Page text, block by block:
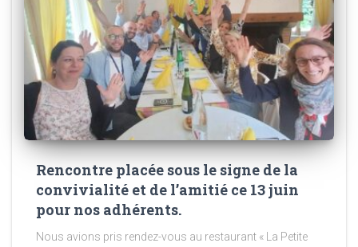
Rencontre placée sous le signe de la
convivialité et de l’amitié ce 13 juin
pour nos adhérents.
Nous avions pris rendez-vous au restaurant « La Petite